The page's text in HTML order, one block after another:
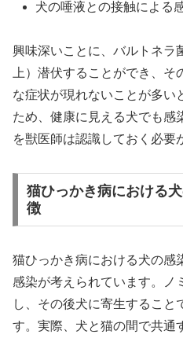
犬の唾液との接触による
興味深いことに、バルトネラ
上）潜伏することができ、そ
な症状が現れないことが多い
ため、健康に見える犬でも感
を獣医師は認識しておく必要
猫ひっかき病における
徴
猫ひっかき病における犬の感
感染が考えられています。ノ
し、その後犬に寄生すること
す。実際、犬と猫の間で共通